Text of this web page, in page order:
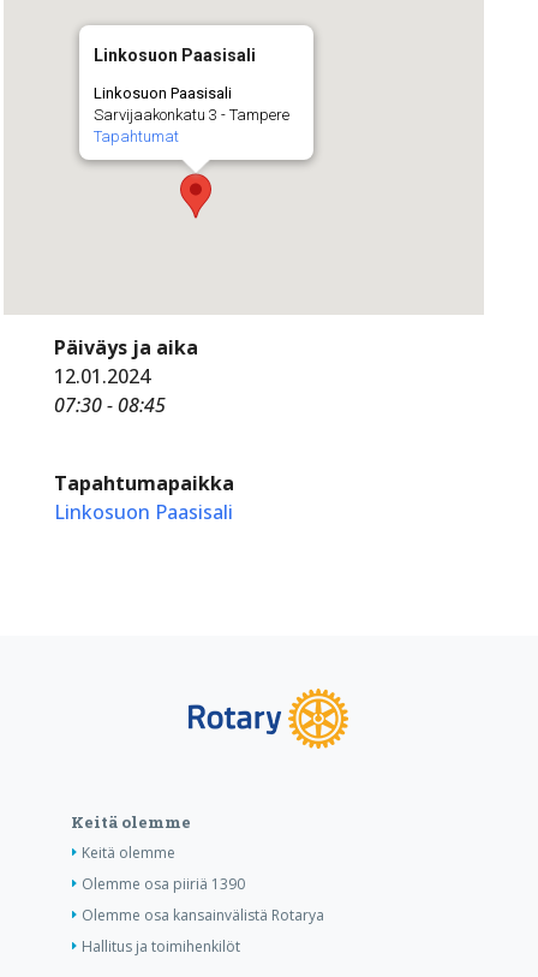
Linkosuon Paasisali
Linkosuon Paasisali
Sarvijaakonkatu 3 - Tampere
Tapahtumat
Päiväys ja aika
12.01.2024
07:30 - 08:45
Tapahtumapaikka
Linkosuon Paasisali
Keitä olemme
Keitä olemme
Olemme osa piiriä 1390
Olemme osa kansainvälistä Rotarya
Hallitus ja toimihenkilöt